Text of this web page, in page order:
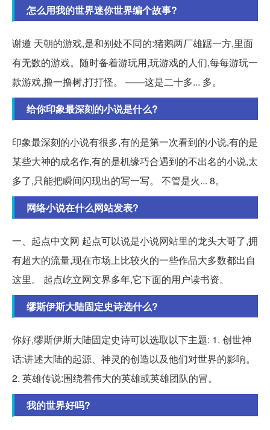
怎么用我的世界迷你世界编个故事?
谢邀 天朝的游戏,是和别处不同的:猪鹅两厂雄踞一方,里面
有无数的游戏。随时备着游玩用,玩游戏的人们,每每游玩一
款游戏,撸一撸树,打打怪。 ——这是二十多... 多。
给你印象最深刻的小说是什么?
印象最深刻的小说有很多,有的是第一次看到的小说,有的是
某些大神的成名作,有的是机缘巧合遇到的不出名的小说,太
多了,只能把瞬间闪现出的写一写。 不管是火... 8。
网络小说在什么网站发表?
一、起点中文网 起点可以说是小说网站里的龙头大哥了,拥
有超大的流量,现在市场上比较火的一些作品大多数都出自
这里。 起点屹立网文界多年,它下面的用户读书资。
缪斯伊斯大陆固定史诗选什么?
你好,缪斯伊斯大陆固定史诗可以选取以下主题: 1. 创世神
话:讲述大陆的起源、神灵的创造以及他们对世界的影响。
2. 英雄传说:围绕着伟大的英雄或英雄团队的冒。
我的世界好吗?